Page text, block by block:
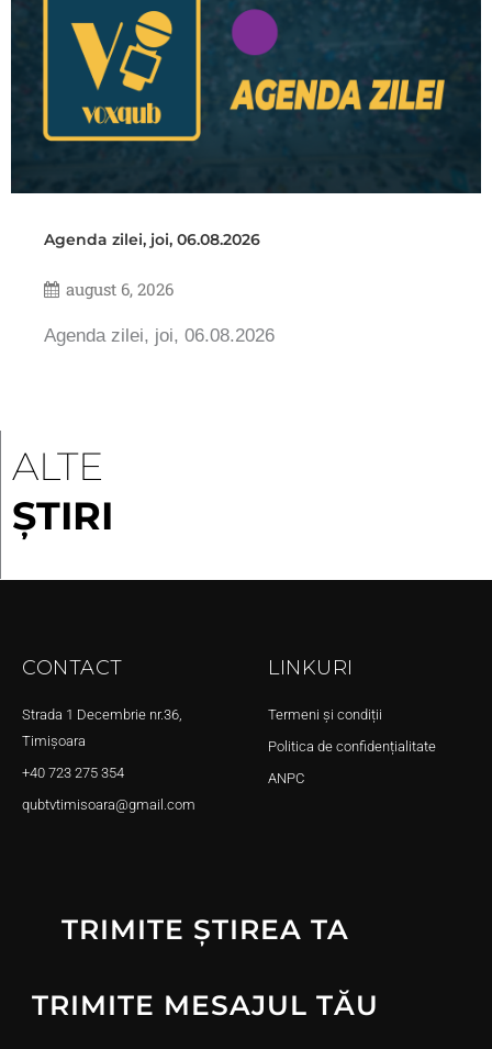
Agenda zilei, joi, 06.08.2026
august 6, 2026
Agenda zilei, joi, 06.08.2026
ALTE
ȘTIRI
CONTACT
Strada 1 Decembrie nr.36,
Timișoara
+40 723 275 354
qubtvtimisoara@gmail.com
LINKURI
Termeni și condiții
Politica de confidențialitate
ANPC
TRIMITE ȘTIREA TA
TRIMITE MESAJUL TĂU